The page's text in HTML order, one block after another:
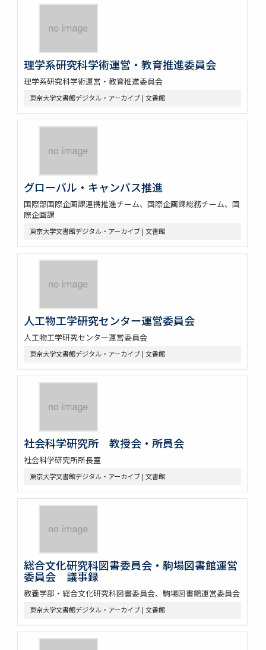
理学系研究科学術運営・教育推進委員会
理学系研究科学術運営・教育推進委員会
東京大学文書館デジタル・アーカイブ | 文書館
グローバル・キャンパス推進
国際部国際企画課連携推進チーム、国際企画課総務チーム、国
際企画課
東京大学文書館デジタル・アーカイブ | 文書館
人工物工学研究センター運営委員会
人工物工学研究センター運営委員会
東京大学文書館デジタル・アーカイブ | 文書館
社会科学研究所 教授会・所員会
社会科学研究所所長室
東京大学文書館デジタル・アーカイブ | 文書館
総合文化研究科図書委員会・駒場図書館運営
委員会 議事録
教養学部・総合文化研究科図書委員会、駒場図書館運営委員会
東京大学文書館デジタル・アーカイブ | 文書館